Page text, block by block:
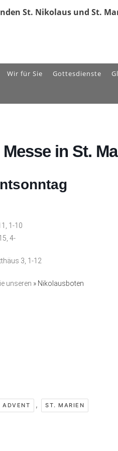
St. Nikolaus und St.
Wir für Sie Gottesdienste
in St.
1-10
4-
3, 1-12
unseren » Nikolausboten
ADVENT , ST. MARIEN